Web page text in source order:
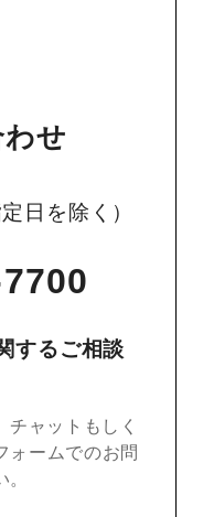
せ
日を除く）
するご相談
チャットもしく
ォームでのお問